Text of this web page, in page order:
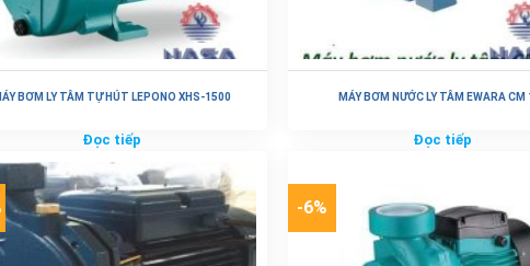
BƠM LY TÂM TỰ HÚT LEPONO XHS-1500
Đọc tiếp
MÁY BƠM NƯỚC LY TÂM EWARA CM
Đọc tiếp
-6%